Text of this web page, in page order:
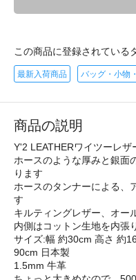
この商品に登録されている
最新入荷商品 バッグ・小物
商品の説明
Y'2 LEATHERワイツーレ
ホースのような厚みと銀面
ります
ホースのタンナーによる、
す
キルティングレザー、オー
内側はコットン生地を内張
サイズ:幅 約30cm 高さ 約
90cm 日本製
1.5mm 牛革